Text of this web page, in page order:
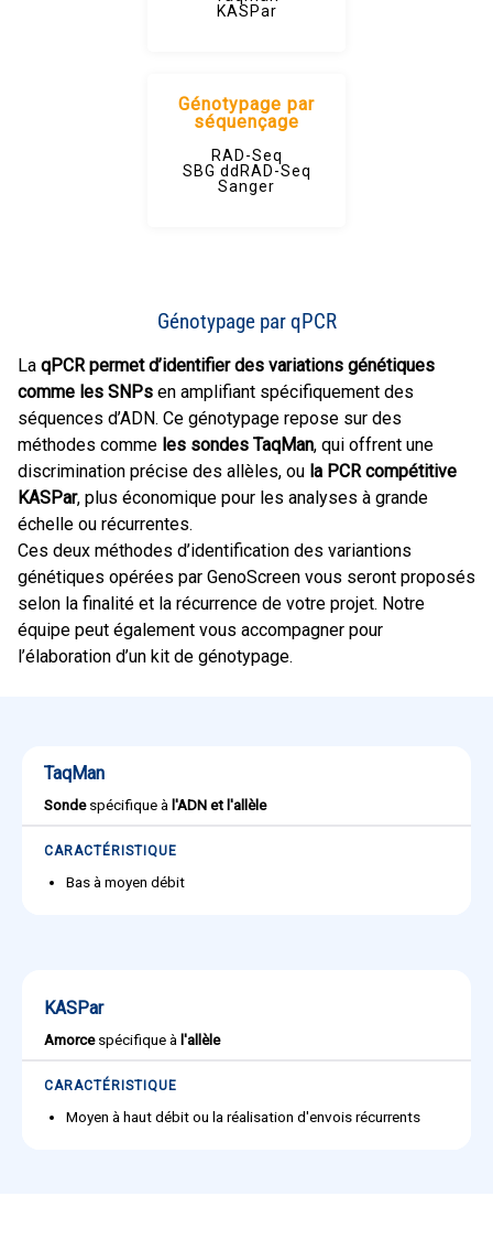
KASPar
Génotypage par
séquençage
RAD-Seq
SBG ddRAD-Seq
Sanger
Génotypage par qPCR
La qPCR permet d’identifier des variations génétiques
comme les SNPs en amplifiant spécifiquement des
séquences d’ADN. Ce génotypage repose sur des
méthodes comme les sondes TaqMan, qui offrent une
discrimination précise des allèles, ou la PCR compétitive
KASPar, plus économique pour les analyses à grande
échelle ou récurrentes.
Ces deux méthodes d’identification des variantions
génétiques opérées par GenoScreen vous seront proposés
selon la finalité et la récurrence de votre projet. Notre
équipe peut également vous accompagner pour
l’élaboration d’un kit de génotypage.
TaqMan
Sondespécifique à l'ADN et l'allèle
CARACTÉRISTIQUE
Bas à moyen débit
KASPar
Amorcespécifique à l'allèle
CARACTÉRISTIQUE
Moyen à haut débit ou la réalisation d'envois récurrents